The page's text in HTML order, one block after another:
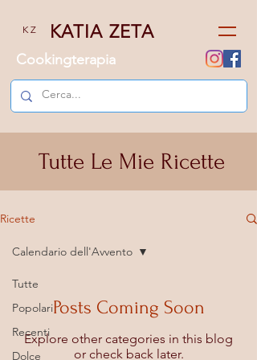
K Z KATIA ZETA
Cookingterapia
Tutte Le Mie Ricette
Ricette
Tutte
Popolari
Recenti
Dolce
Calendario dell'Avvento
Posts Coming Soon
Explore other categories in this blog
or check back later.